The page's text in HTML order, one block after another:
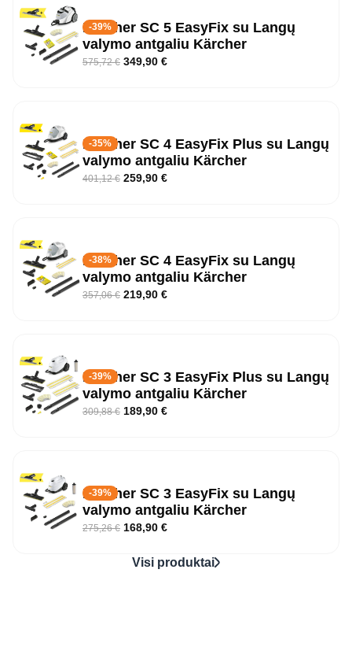
-39%
Kärcher SC 5 EasyFix su Langų
valymo antgaliu Kärcher
575,72€ 349,90 €
-35%
Kärcher SC 4 EasyFix Plus su Langų
valymo antgaliu Kärcher
401,12€ 259,90 €
-38%
Kärcher SC 4 EasyFix su Langų
valymo antgaliu Kärcher
357,06€ 219,90 €
-39%
Kärcher SC 3 EasyFix Plus su Langų
valymo antgaliu Kärcher
309,88€ 189,90 €
-39%
Kärcher SC 3 EasyFix su Langų
valymo antgaliu Kärcher
275,26€ 168,90 €
Visi produktai